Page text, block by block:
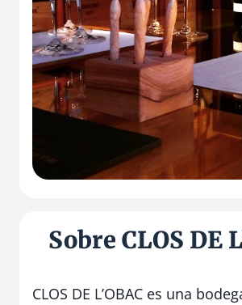
Sobre CLOS DE
CLOS DE L’OBAC es una